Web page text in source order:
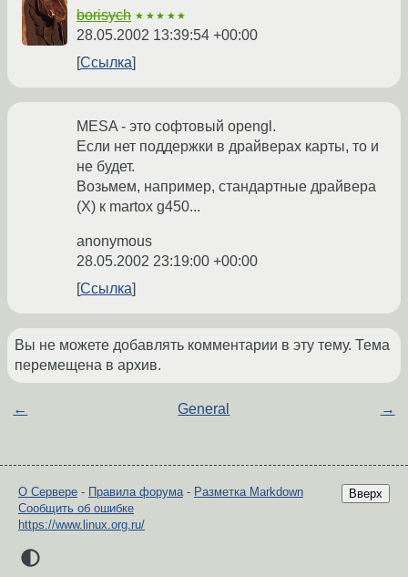
borisych ★★★★★
28.05.2002 13:39:54 +00:00
Ссылка
MESA - это софтовый opengl.
Если нет поддержки в драйверах карты, то и
не будет.
Возьмем, например, стандартные драйвера
(X) к martox g450...
anonymous
28.05.2002 23:19:00 +00:00
Ссылка
Вы не можете добавлять комментарии в эту тему. Тема
перемещена в архив.
← General →
Вверх
О Сервере - Правила форума- Разметка Markdown
Сообщить об ошибке
https://www.linux.org.ru/